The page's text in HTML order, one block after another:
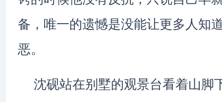
备，唯一的遗憾是没能让更多人知
恶。
沈砚站在别墅的观景台看着山脚